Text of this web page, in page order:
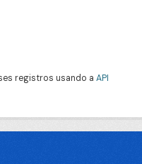
registros usando a API